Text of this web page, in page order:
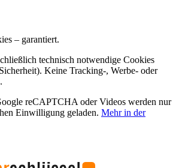
– garantiert.
technisch notwendige Cookies
Keine Tracking-, Werbe- oder
reCAPTCHA oder Videos werden nur
Einwilligung geladen. Mehr in der